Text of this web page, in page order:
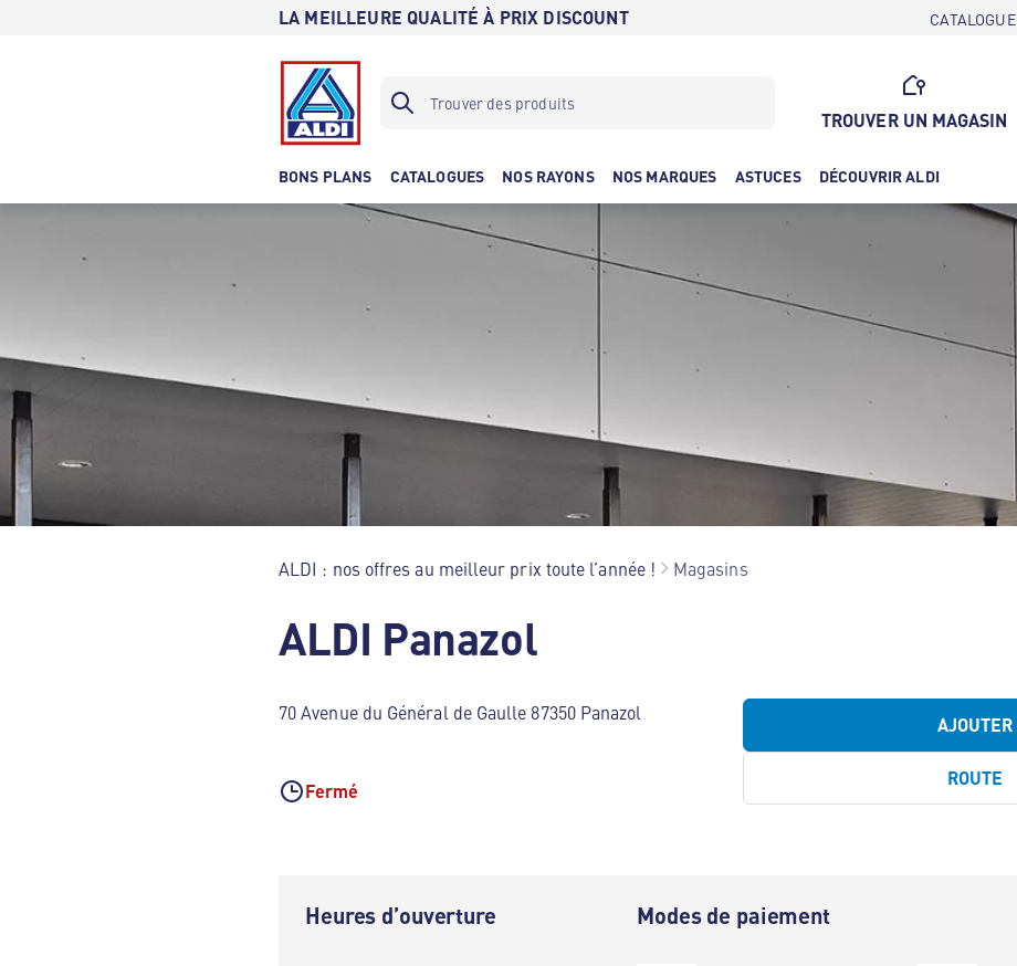
LA MEILLEURE QUALITÉ À PRIX DISCOUNT CATALOGUE
TROUVER UN MAGASIN
BONS PLANS CATALOGUES NOS RAYONS NOS MARQUES ASTUCES DÉCOUVRIR ALDI
ALDI : nos offres au meilleur prix toute l’année ! Magasins
ALDI Panazol
70 Avenue du Général de Gaulle 87350 Panazol
Fermé
AJOUTER
ROUTE
Heures d’ouverture Modes de paiement